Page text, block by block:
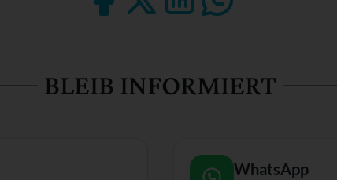
BLEIB INFORMIERT
WhatsApp